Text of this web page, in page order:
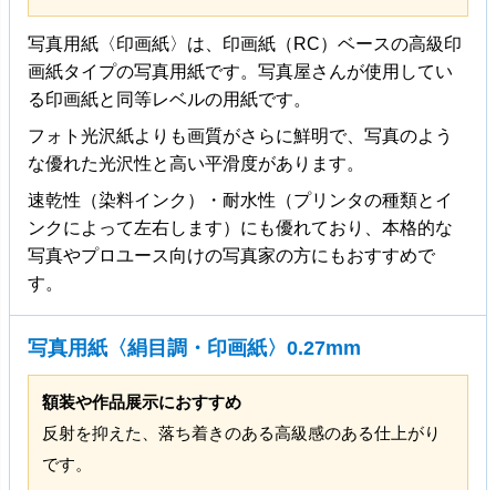
写真用紙〈印画紙〉は、印画紙（RC）ベースの高級印
画紙タイプの写真用紙です。写真屋さんが使用してい
る印画紙と同等レベルの用紙です。
フォト光沢紙よりも画質がさらに鮮明で、写真のよう
な優れた光沢性と高い平滑度があります。
速乾性（染料インク）・耐水性（プリンタの種類とイ
ンクによって左右します）にも優れており、本格的な
写真やプロユース向けの写真家の方にもおすすめで
す。
写真用紙〈絹目調・印画紙〉0.27mm
額装や作品展示におすすめ
反射を抑えた、落ち着きのある高級感のある仕上がり
です。